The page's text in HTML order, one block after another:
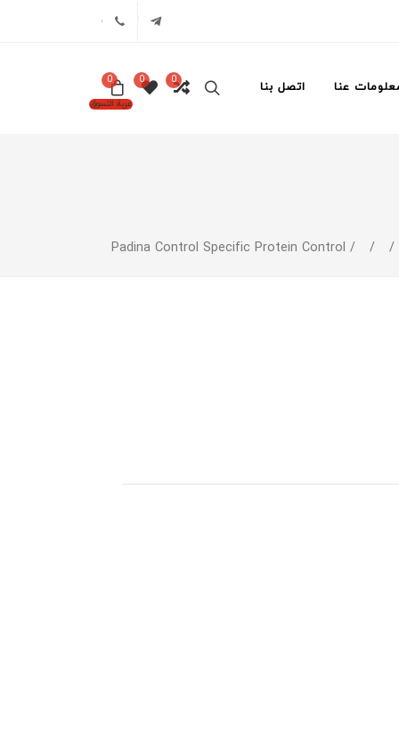
تلگرام
0
0
عربة التسوق
0 عنا اتصل بنا